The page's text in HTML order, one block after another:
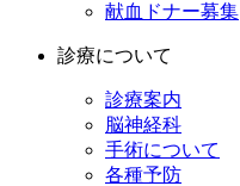
献血ドナー募集
診療について
診療案内
脳神経科
手術について
各種予防